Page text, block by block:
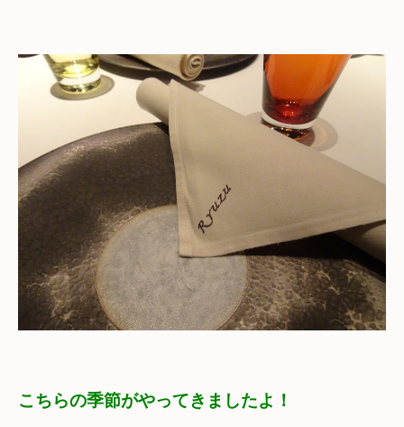
こちらの季節がやってきましたよ！